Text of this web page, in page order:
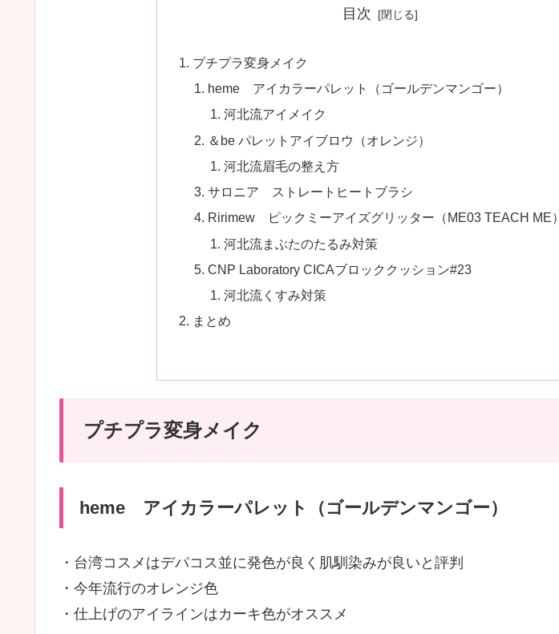
目次
プチプラ変身メイク
heme アイカラーパレット（ゴールデンマンゴー）
河北流アイメイク
＆be パレットアイブロウ（オレンジ）
河北流眉毛の整え方
サロニア ストレートヒートブラシ
Ririmew ピックミーアイズグリッター（ME03 TEACH ME）
河北流まぶたのたるみ対策
CNP Laboratory CICAブロッククッション#23
河北流くすみ対策
まとめ
プチプラ変身メイク
heme アイカラーパレット（ゴールデンマンゴー）
・台湾コスメはデパコス並に発色が良く肌馴染みが良いと評判
・今年流行のオレンジ色
・仕上げのアイラインはカーキ色がオススメ